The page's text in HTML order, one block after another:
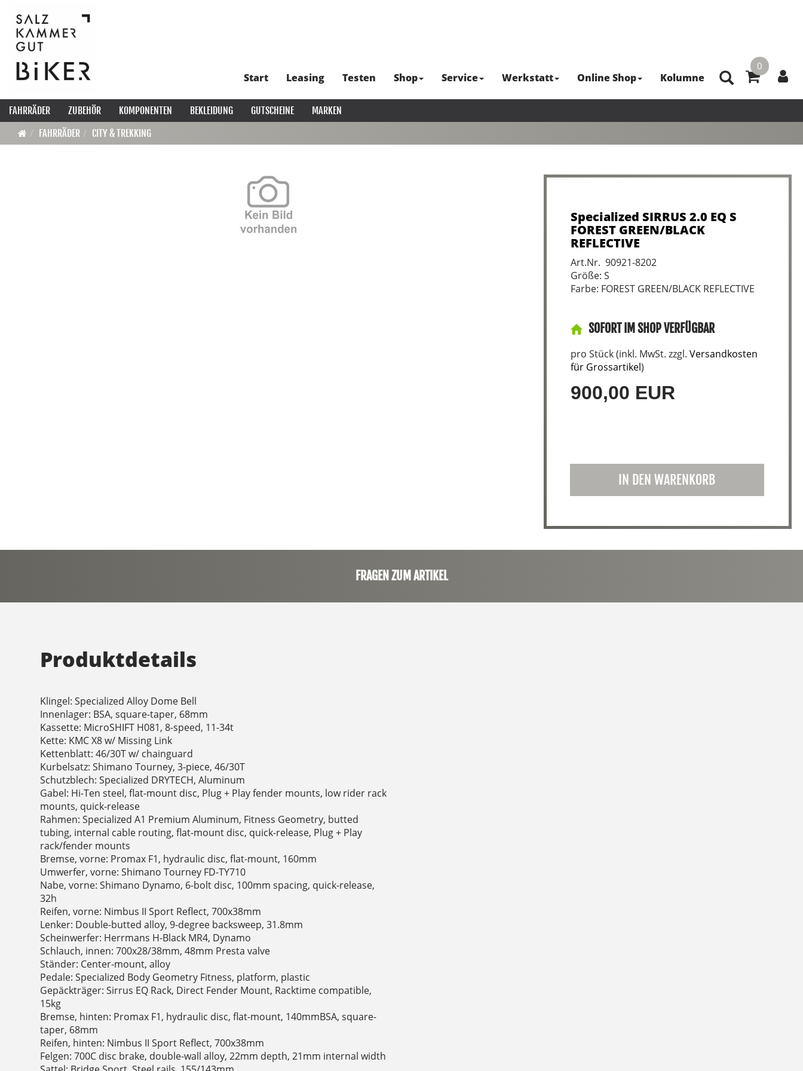
0
Start Leasing Testen Shop Service Werkstatt Online Shop Kolumne
FAHRRÄDER ZUBEHÖR KOMPONENTEN BEKLEIDUNG GUTSCHEINE
MARKEN
FAHRRÄDER
CITY & TREKKING
Specialized SIRRUS 2.0 EQ S
FOREST GREEN/BLACK
REFLECTIVE
Art.Nr. 90921-8202
Größe: S
Farbe: FOREST GREEN/BLACK REFLECTIVE
SOFORT IM SHOP VERFÜGBAR
pro Stück (inkl. MwSt. zzgl. Versandkosten
für Grossartikel)
900,00 EUR
IN DEN WARENKORB
FRAGEN ZUM ARTIKEL
Produktdetails
Klingel: Specialized Alloy Dome Bell
Innenlager: BSA, square-taper, 68mm
Kassette: MicroSHIFT H081, 8-speed, 11-34t
Kette: KMC X8 w/ Missing Link
Kettenblatt: 46/30T w/ chainguard
Kurbelsatz: Shimano Tourney, 3-piece, 46/30T
Schutzblech: Specialized DRYTECH, Aluminum
Gabel: Hi-Ten steel, flat-mount disc, Plug + Play fender mounts, low rider rack
mounts, quick-release
Rahmen: Specialized A1 Premium Aluminum, Fitness Geometry, butted
tubing, internal cable routing, flat-mount disc, quick-release, Plug + Play
rack/fender mounts
Bremse, vorne: Promax F1, hydraulic disc, flat-mount, 160mm
Umwerfer, vorne: Shimano Tourney FD-TY710
Nabe, vorne: Shimano Dynamo, 6-bolt disc, 100mm spacing, quick-release,
32h
Reifen, vorne: Nimbus II Sport Reflect, 700x38mm
Lenker: Double-butted alloy, 9-degree backsweep, 31.8mm
Scheinwerfer: Herrmans H-Black MR4, Dynamo
Schlauch, innen: 700x28/38mm, 48mm Presta valve
Ständer: Center-mount, alloy
Pedale: Specialized Body Geometry Fitness, platform, plastic
Gepäckträger: Sirrus EQ Rack, Direct Fender Mount, Racktime compatible,
15kg
Bremse, hinten: Promax F1, hydraulic disc, flat-mount, 140mmBSA, square-
taper, 68mm
Reifen, hinten: Nimbus II Sport Reflect, 700x38mm
Felgen: 700C disc brake, double-wall alloy, 22mm depth, 21mm internal width